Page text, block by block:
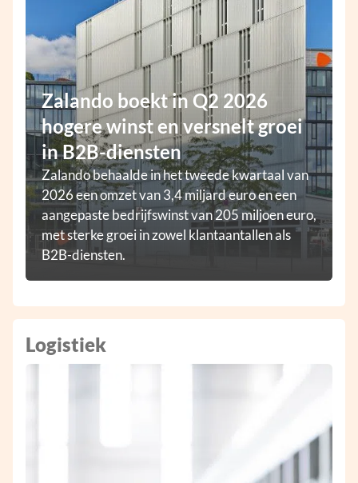
Zalando boekt in Q2 2026
hogere winst en versnelt groei
in B2B-diensten
Zalando behaalde in het tweede kwartaal van
2026 een omzet van 3,4 miljard euro en een
aangepaste bedrijfswinst van 205 miljoen euro,
met sterke groei in zowel klantaantallen als
B2B-diensten.
Logistiek